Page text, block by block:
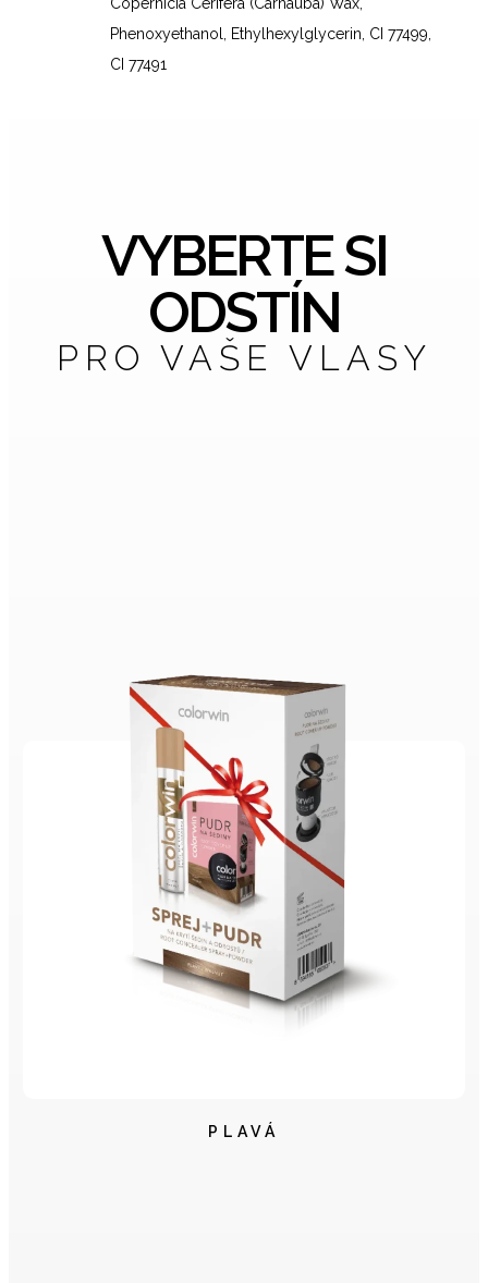
Phenoxyethanol, Ethylhexylglycerin, CI 77499,
CI 77491
VYBERTE SI
ODSTÍN
PRO VAŠE VLASY
PLAVÁ